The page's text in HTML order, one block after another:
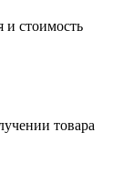
и стоимость
товара